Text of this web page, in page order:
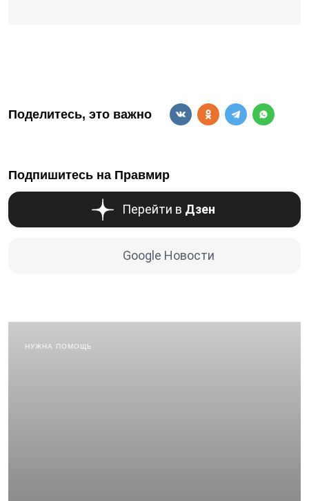
Поделитесь, это важно
Подпишитесь на Правмир
Перейти в Дзен
Google Новости
НУЖНА ПОМОЩЬ